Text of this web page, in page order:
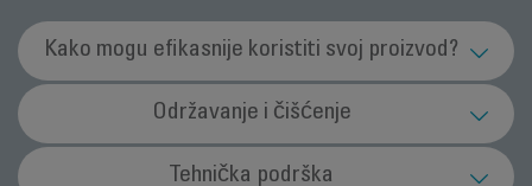
Kako mogu efikasnije koristiti svoj proizvod?
Koja je svrha funkcije Ionic (jonsko) (zavisno
od modela)?
Ta funkcija neutralizuje statički elektricitet te bi vašu kosu
Održavanje i čišćenje
Kako čistiti aparat?Tehnička podrška